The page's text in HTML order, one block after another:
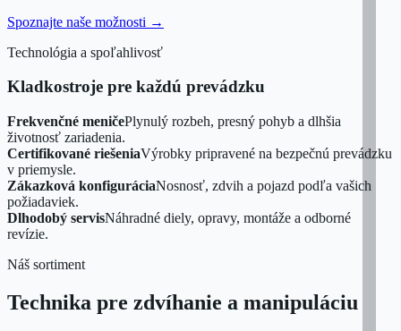
Spoznajte naše možnosti →
Technológia a spoľahlivosť
Kladkostroje pre každú prevádzku
Frekvenčné meničePlynulý rozbeh, presný pohyb a dlhšia
životnosť zariadenia.
Certifikované riešeniaVýrobky pripravené na bezpečnú prevádzku
v priemysle.
Zákazková konfiguráciaNosnosť, zdvih a pojazd podľa vašich
požiadaviek.
Dlhodobý servisNáhradné diely, opravy, montáže a odborné
revízie.
Náš sortiment
Technika pre zdvíhanie a manipuláciu